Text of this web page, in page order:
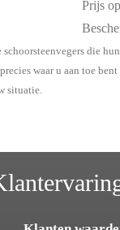
Prijs
die
waar u aan toe
situatie.